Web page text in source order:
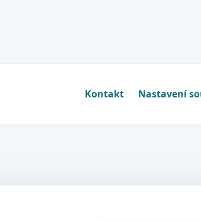
Kontakt Nastavení